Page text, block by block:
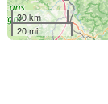
30 km
20 mi